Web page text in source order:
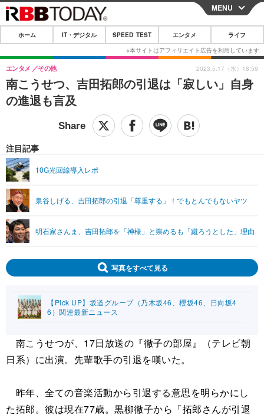
CLOSE
ホーム
IT・デジタル
IT・デジタルTOP スマートフォン
その他
SPEED TEST
映画・ドラマ
グラビア ブログ
ショッピング その他
ライフTOP
リリース一覧
プッシュ通知の停止方法
MENU
ホーム IT・デジタル SPEED TEST エンタメ ライフ
南こうせつ、吉田拓郎の引退は「寂しい」自身
の進退も言及
エンタメ その他
注目記事
10G光回線導入レポ
泉谷しげる、吉田拓郎の引退「尊重する」！でもとんでもないヤツ
明石家さんま、吉田拓郎を「神様」と崇めるも「蹴ろうとした」理由
2023.5.17（水）18:59
写真をすべて見る
【Pick UP】坂道グループ（乃木坂46、櫻坂46、日向坂4
6）関連最新ニュース
南こうせつが、17日放送の『徹子の部屋』（テレビ朝
日系）に出演。先輩歌手の引退を嘆いた。
昨年、全ての音楽活動から引退する意思を明らかにし
た拓郎。彼は現在77歳。黒柳徹子から「拓郎さんが引退